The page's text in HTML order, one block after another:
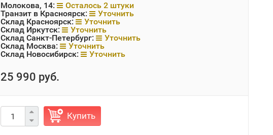
Молокова, 14:
Осталось 2 штуки
Транзит в Красноярск:
Уточнить
Склад Красноярск:
Уточнить
Склад Иркутск:
Уточнить
Склад Санкт-Петербург:
Уточнить
Склад Москва:
Уточнить
Склад Новосибирск:
Уточнить
25 990 руб.
Купить